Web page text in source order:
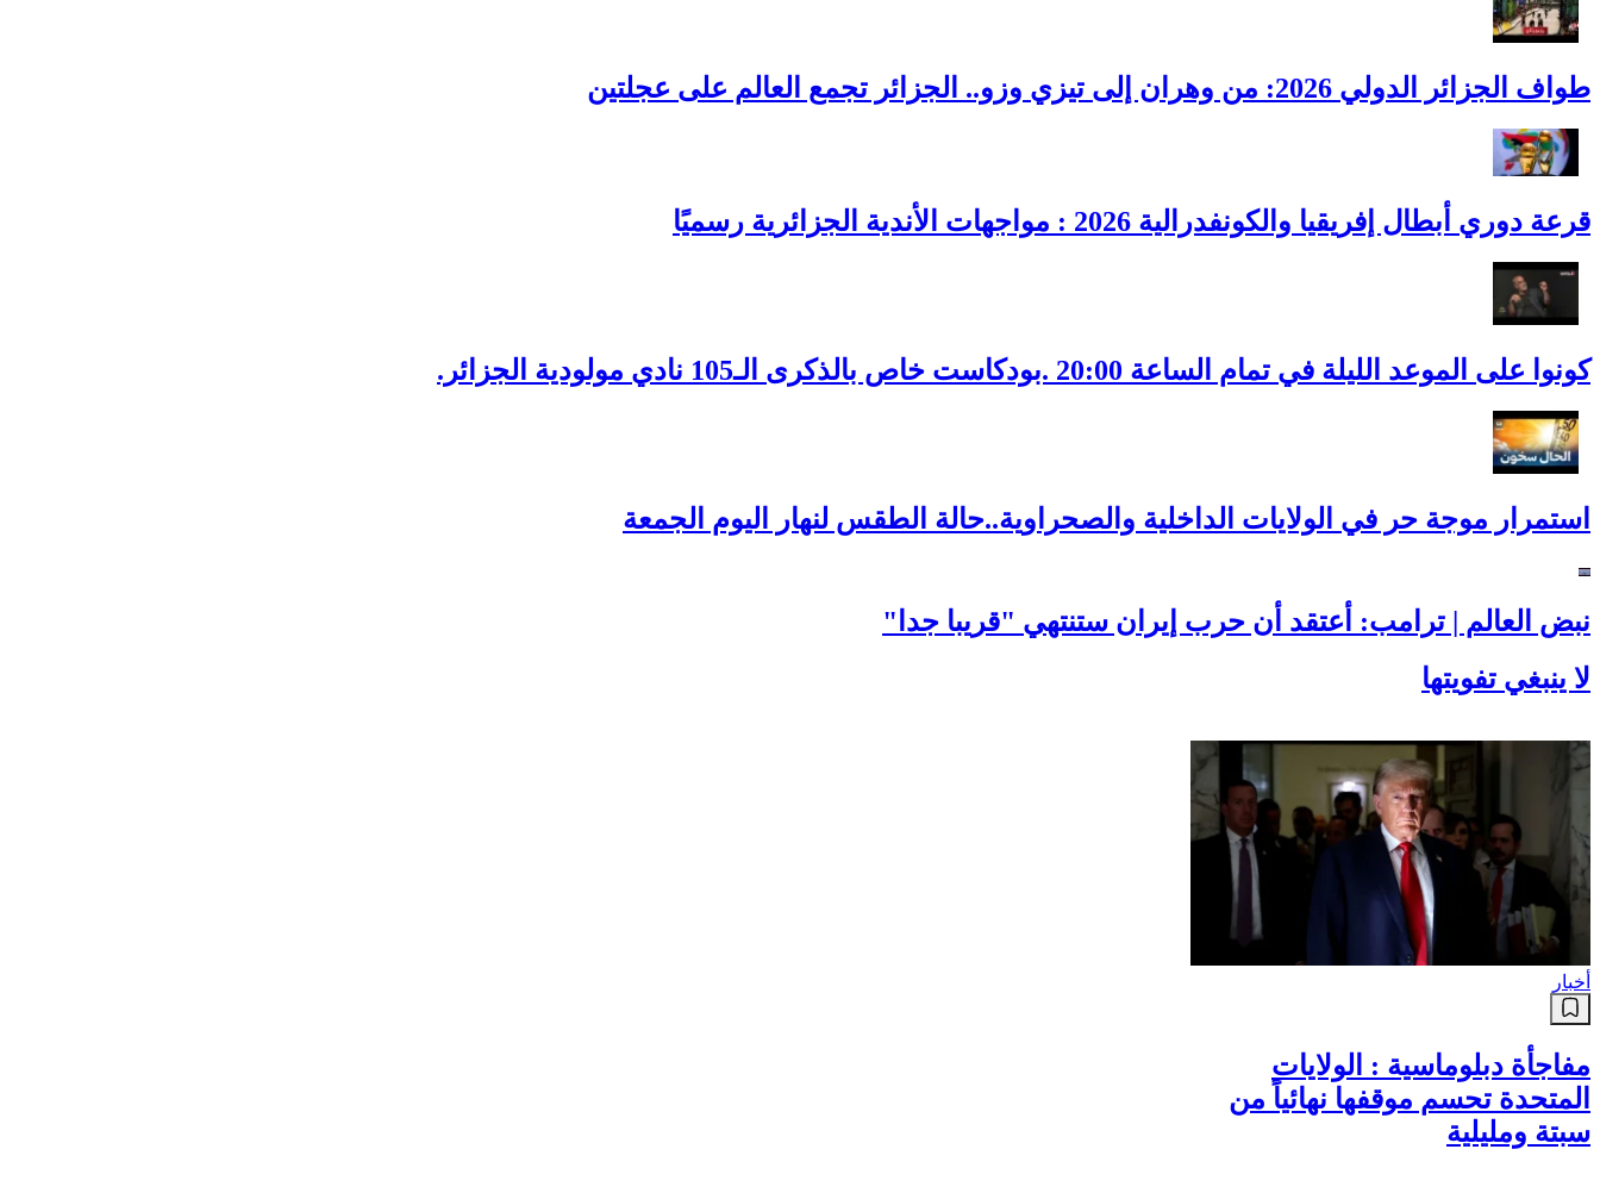
طواف الجزائر الدولي 2026: من وهران إلى تيزي وزو.. الجزائر تجمع العالم على عجلتين
قرعة دوري أبطال إفريقيا والكونفدرالية 2026 : مواجهات الأندية الجزائرية رسميًا
كونوا على الموعد الليلة في تمام الساعة 20:00 .بودكاست خاص بالذكرى الـ105 نادي مولودية الجزائر.
استمرار موجة حر في الولايات الداخلية والصحراوية..حالة الطقس لنهار اليوم الجمعة
نبض العالم | ترامب: أعتقد أن حرب إيران ستنتهي "قريبا جدا"
أخبار
مفاجأة دبلوماسية : الولايات
المتحدة تحسم موقفها نهائياً من